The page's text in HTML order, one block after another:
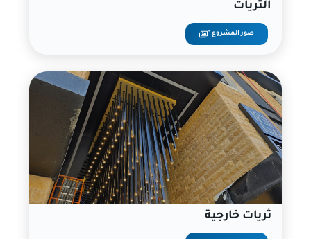
الثريات
صور المشروع "
ثريات خارجية